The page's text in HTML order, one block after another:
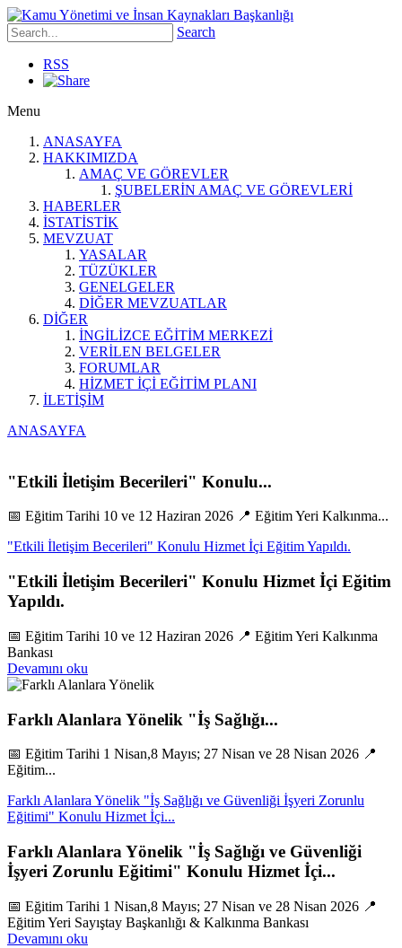
Search
RSS
Menu
ANASAYFA
HAKKIMIZDA
AMAÇ VE GÖREVLER
ŞUBELERİN AMAÇ VE GÖREVLERİ
HABERLER
İSTATİSTİK
MEVZUAT
YASALAR
TÜZÜKLER
GENELGELER
DİĞER MEVZUATLAR
DİĞER
İNGİLİZCE EĞİTİM MERKEZİ
VERİLEN BELGELER
FORUMLAR
HİZMET İÇİ EĞİTİM PLANI
İLETİŞİM
ANASAYFA
"Etkili İletişim Becerileri" Konulu...
📅 Eğitim Tarihi 10 ve 12 Haziran 2026 📍 Eğitim Yeri Kalkınma...
"Etkili İletişim Becerileri" Konulu Hizmet İçi Eğitim Yapıldı.
"Etkili İletişim Becerileri" Konulu Hizmet İçi Eğitim
Yapıldı.
📅 Eğitim Tarihi 10 ve 12 Haziran 2026 📍 Eğitim Yeri Kalkınma
Bankası
Devamını oku
Farklı Alanlara Yönelik "İş Sağlığı...
📅 Eğitim Tarihi 1 Nisan,8 Mayıs; 27 Nisan ve 28 Nisan 2026 📍
Eğitim...
Farklı Alanlara Yönelik "İş Sağlığı ve Güvenliği İşyeri Zorunlu
Eğitimi" Konulu Hizmet İçi...
Farklı Alanlara Yönelik "İş Sağlığı ve Güvenliği
İşyeri Zorunlu Eğitimi" Konulu Hizmet İçi...
📅 Eğitim Tarihi 1 Nisan,8 Mayıs; 27 Nisan ve 28 Nisan 2026 📍
Eğitim Yeri Sayıştay Başkanlığı & Kalkınma Bankası
Devamını oku